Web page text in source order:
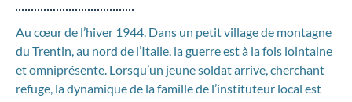
Au cœur de l’hiver 1944. Dans un petit village de montagne
du Trentin, au nord de l’Italie, la guerre est à la fois lointaine
et omniprésente. Lorsqu’un jeune soldat arrive, cherchant
refuge, la dynamique de la famille de l’instituteur local est